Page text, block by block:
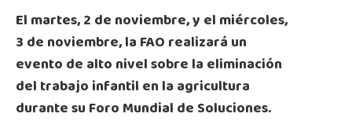
El martes, 2 de noviembre, y el miércoles,
3 de noviembre, la FAO realizará un
evento de alto nivel sobre la eliminación
del trabajo infantil en la agricultura
durante su Foro Mundial de Soluciones.